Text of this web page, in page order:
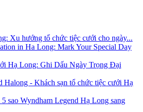
Xu hướng tổ chức tiệc cưới cho ngày...
in Ha Long: Mark Your Special Day
Hạ Long: Ghi Dấu Ngày Trọng Đại
Halong - Khách sạn tổ chức tiệc cưới Hạ
sao Wyndham Legend Hạ Long sang